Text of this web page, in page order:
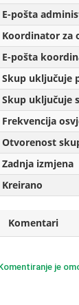
E-pošta
Koordinator za
E-pošta
Skup uključuje
Skup uključuje
Frekvencija
Otvorenost
Zadnja izmjena
Kreirаno
Komentari